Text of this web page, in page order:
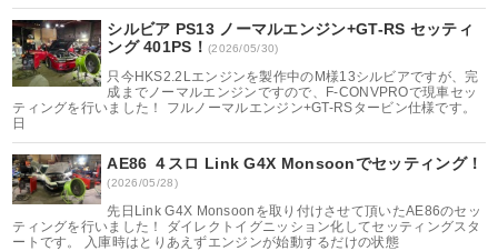
シルビア PS13 ノーマルエンジン+GT-RS セッティ
ング 401PS！ (2026/05/30)
只今HKS2.2Lエンジンを製作中のM様13シルビアですが、完
成までノーマルエンジンですので、F-CONVPROで現車セッ
ティングを行いました！ フルノーマルエンジン+GT-RSタービン仕様です。
日
AE86 ４スロ Link G4X Monsoonでセッティング！
(2026/05/28)
先日Link G4X Monsoonを取り付けさせて頂いたAE86のセッ
ティングを行いました！ ダイレクトイグニッション化してセッティングスタ
ートです。 入庫時はとりあえずエンジンが始動するだけの状態